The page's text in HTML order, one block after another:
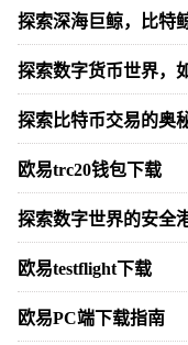
探索深海巨鲸，比特
探索数字货币世界，
探索比特币交易的奥
欧易trc20钱包下载
探索数字世界的安全
欧易testflight下载
欧易PC端下载指南